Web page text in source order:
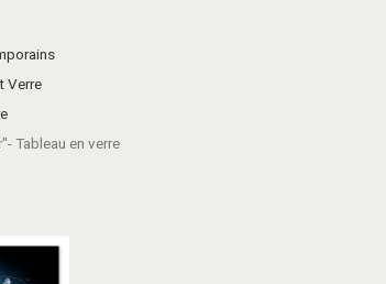
Verre
Tableau en verre